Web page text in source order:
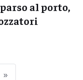
al porto,
»